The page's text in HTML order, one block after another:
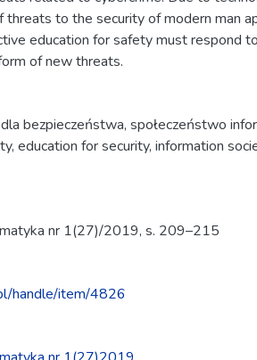
threats to the security of modern man
education for safety must respond
of new threats.
bezpieczeństwa, społeczeństwo
, education for security, information
nr 1(27)/2019, s. 209–215
handle/item/4826